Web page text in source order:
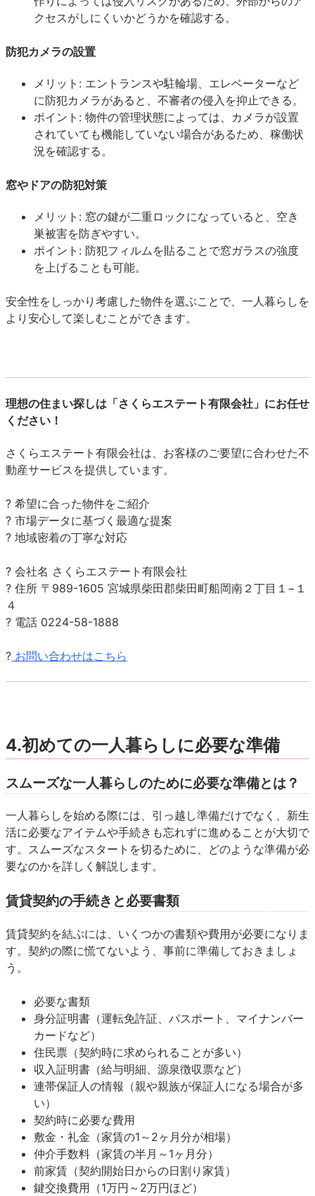
クセスがしにくいかどうかを確認する。
防犯カメラの設置
メリット: エントランスや駐輪場、エレベーターなど
に防犯カメラがあると、不審者の侵入を抑止できる。
ポイント: 物件の管理状態によっては、カメラが設置
されていても機能していない場合があるため、稼働状
況を確認する。
窓やドアの防犯対策
メリット: 窓の鍵が二重ロックになっていると、空き
巣被害を防ぎやすい。
ポイント: 防犯フィルムを貼ることで窓ガラスの強度
を上げることも可能。
安全性をしっかり考慮した物件を選ぶことで、一人暮らしを
より安心して楽しむことができます。
理想の住まい探しは「さくらエステート有限会社」にお任せ
ください！
さくらエステート有限会社は、お客様のご要望に合わせた不
動産サービスを提供しています。
? 希望に合った物件をご紹介
? 市場データに基づく最適な提案
? 地域密着の丁寧な対応
? 会社名 さくらエステート有限会社
? 住所 〒989-1605 宮城県柴田郡柴田町船岡南２丁目１−１
４
? 電話 0224-58-1888
? お問い合わせはこちら
4.初めての一人暮らしに必要な準備
スムーズな一人暮らしのために必要な準備とは？
一人暮らしを始める際には、引っ越し準備だけでなく、新生
活に必要なアイテムや手続きも忘れずに進めることが大切で
す。スムーズなスタートを切るために、どのような準備が必
要なのかを詳しく解説します。
賃貸契約の手続きと必要書類
賃貸契約を結ぶには、いくつかの書類や費用が必要になりま
す。契約の際に慌てないよう、事前に準備しておきましょ
う。
必要な書類
身分証明書（運転免許証、パスポート、マイナンバー
カードなど）
住民票（契約時に求められることが多い）
収入証明書（給与明細、源泉徴収票など）
連帯保証人の情報（親や親族が保証人になる場合が多
い）
契約時に必要な費用
敷金・礼金（家賃の1～2ヶ月分が相場）
仲介手数料（家賃の半月～1ヶ月分）
前家賃（契約開始日からの日割り家賃）
鍵交換費用（1万円～2万円ほど）